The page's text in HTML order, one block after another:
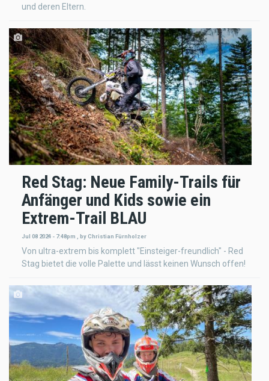
und deren Eltern.
Red Stag: Neue Family-Trails für
Anfänger und Kids sowie ein
Extrem-Trail BLAU
Jul 08 2024 - 7:48pm byChristian Fürnholzer
Von ultra-extrem bis komplett "Einsteiger-freundlich" - Red
Stag bietet die volle Palette und lässt keinen Wunsch offen!